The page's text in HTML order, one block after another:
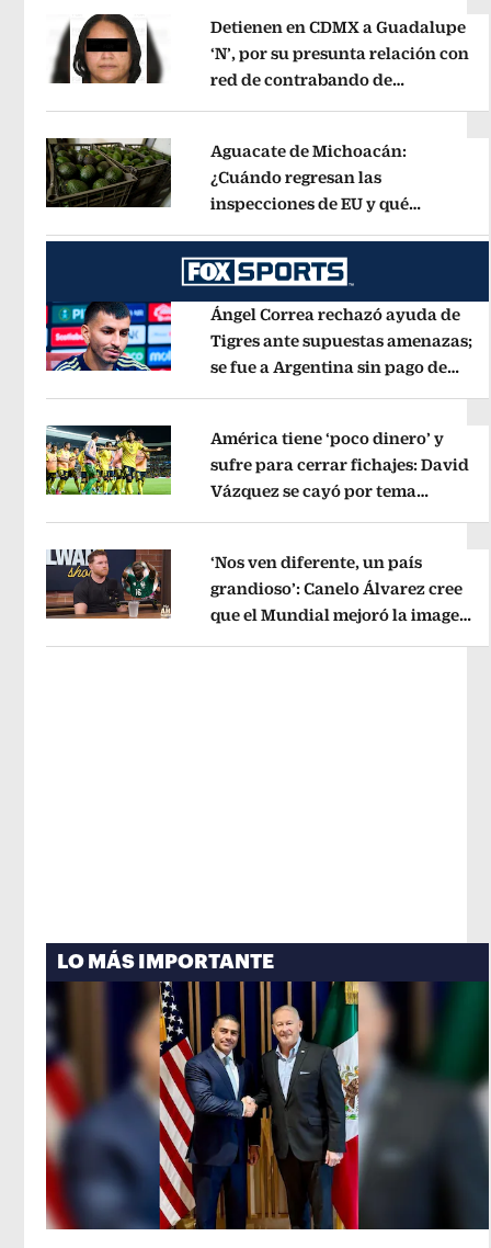
Detienen en CDMX a Guadalupe
‘N’, por su presunta relación con
red de contrabando de
Aguacate de Michoacán:
¿Cuándo regresan las
inspecciones de EU y qué
Ángel Correa rechazó ayuda de
Tigres ante supuestas amenazas;
se fue a Argentina sin pago de
América tiene ‘poco dinero’ y
sufre para cerrar fichajes: David
Vázquez se cayó por tema
‘Nos ven diferente, un país
grandioso’: Canelo Álvarez cree
que el Mundial mejoró la imagen
LO MÁS IMPORTANTE